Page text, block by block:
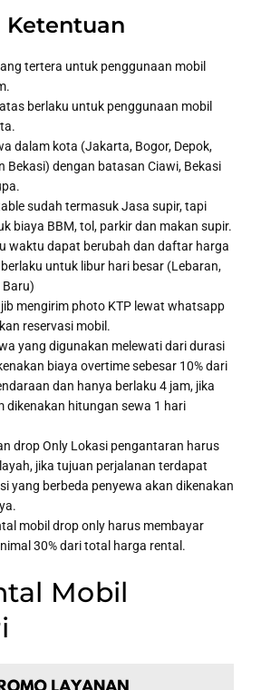
Ketentuan
tertera untuk penggunaan mobil
berlaku untuk penggunaan mobil
dalam kota (Jakarta, Bogor, Depok,
Bekasi) dengan batasan Ciawi, Bekasi
sudah termasuk Jasa supir, tapi
biaya BBM, tol, parkir dan makan supir.
waktu dapat berubah dan daftar harga
untuk libur hari besar (Lebaran,
Baru)
mengirim photo KTP lewat whatsapp
reservasi mobil.
yang digunakan melewati dari durasi
biaya overtime sebesar 10% dari
dan hanya berlaku 4 jam, jika
dikenakan hitungan sewa 1 hari
drop Only Lokasi pengantaran harus
jika tujuan perjalanan terdapat
yang berbeda penyewa akan dikenakan
mobil drop only harus membayar
30% dari total harga rental.
Mobil